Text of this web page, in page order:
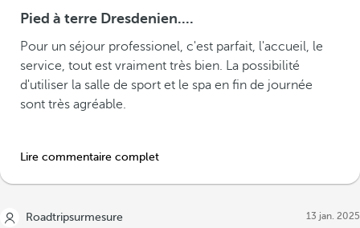
Pied à terre Dresdenien....
Pour un séjour professionel, c'est parfait, l'accueil, le
service, tout est vraiment très bien. La possibilité
d'utiliser la salle de sport et le spa en fin de journée
sont très agréable.
Lire commentaire complet
Roadtripsurmesure 13 jan. 2025